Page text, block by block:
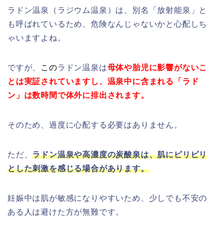
ラドン温泉（ラジウム温泉）は、別名「放射能泉」と
も呼ばれているため、危険なんじゃないかと心配しち
ゃいますよね。
ですが、 このラドン温泉は母体や胎児に影響がないこ
とは実証されていますし、温泉中に含まれる「ラド
ン」は数時間で体外に排出されます。
そのため、過度に心配する必要はありません。
ただ、ラドン温泉や高濃度の炭酸泉は、肌にピリピリ
とした刺激を感じる場合があります。
妊娠中は肌が敏感になりやすいため、少しでも不安の
ある人は避けた方が無難です。